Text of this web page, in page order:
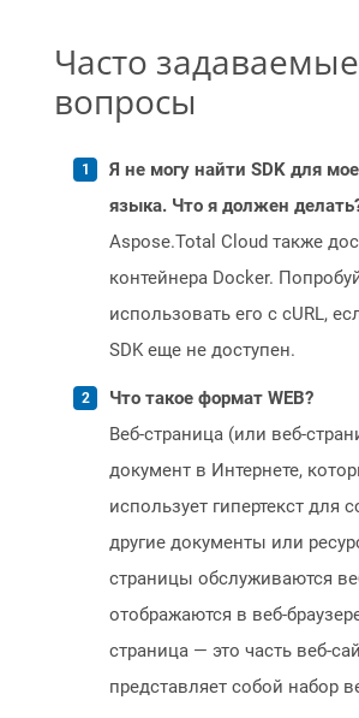
Часто задаваемые
вопросы
Я не могу найти SDK для
языка. Что я должен
Aspose.Total Cloud также
контейнера Docker.
использовать его с cURL,
SDK еще не доступен.
Что такое формат WEB?
Веб-страница (или веб-
документ в Интернете,
использует гипертекст для
другие документы или
страницы обслуживаются
отображаются в веб-
страница — это часть веб-
представляет собой набор